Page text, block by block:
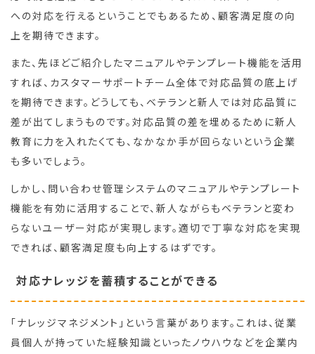
への対応を行えるということでもあるため、顧客満足度の向
上を期待できます。
また、先ほどご紹介したマニュアルやテンプレート機能を活用
すれば、カスタマーサポートチーム全体で対応品質の底上げ
を期待できます。どうしても、ベテランと新人では対応品質に
差が出てしまうものです。対応品質の差を埋めるために新人
教育に力を入れたくても、なかなか手が回らないという企業
も多いでしょう。
しかし、問い合わせ管理システムのマニュアルやテンプレート
機能を有効に活用することで、新人ながらもベテランと変わ
らないユーザー対応が実現します。適切で丁寧な対応を実現
できれば、顧客満足度も向上するはずです。
対応ナレッジを蓄積することができる
「ナレッジマネジメント」という言葉があります。これは、従業
員個人が持っていた経験知識といったノウハウなどを企業内